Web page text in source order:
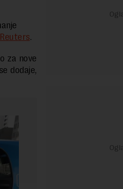
Reuters.
za nove
dodaje,